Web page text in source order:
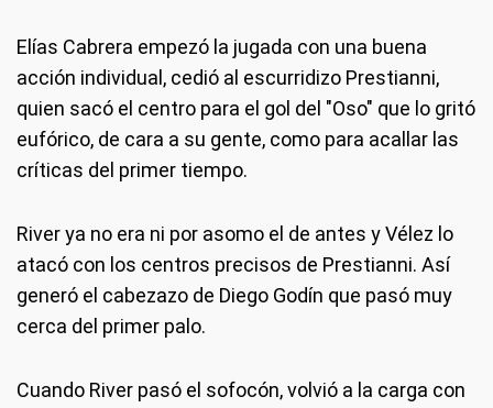
Elías Cabrera empezó la jugada con una buena
acción individual, cedió al escurridizo Prestianni,
quien sacó el centro para el gol del "Oso" que lo gritó
eufórico, de cara a su gente, como para acallar las
críticas del primer tiempo.
River ya no era ni por asomo el de antes y Vélez lo
atacó con los centros precisos de Prestianni. Así
generó el cabezazo de Diego Godín que pasó muy
cerca del primer palo.
Cuando River pasó el sofocón, volvió a la carga con